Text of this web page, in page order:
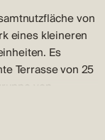
von
eines kleineren
Es
Terrasse von 25
von